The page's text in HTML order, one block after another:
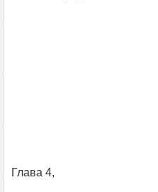
Глава 4,